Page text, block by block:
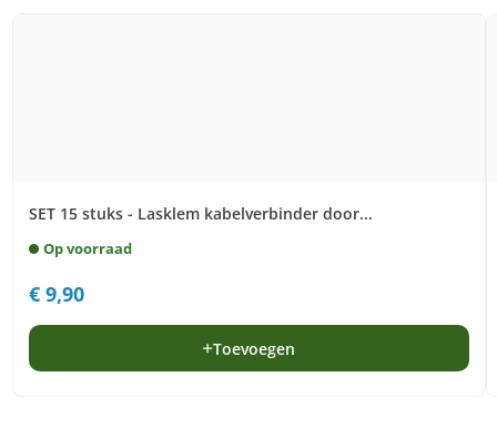
SET 15 stuks - Lasklem kabelverbinder door...
Op voorraad
€9,90
Toevoegen